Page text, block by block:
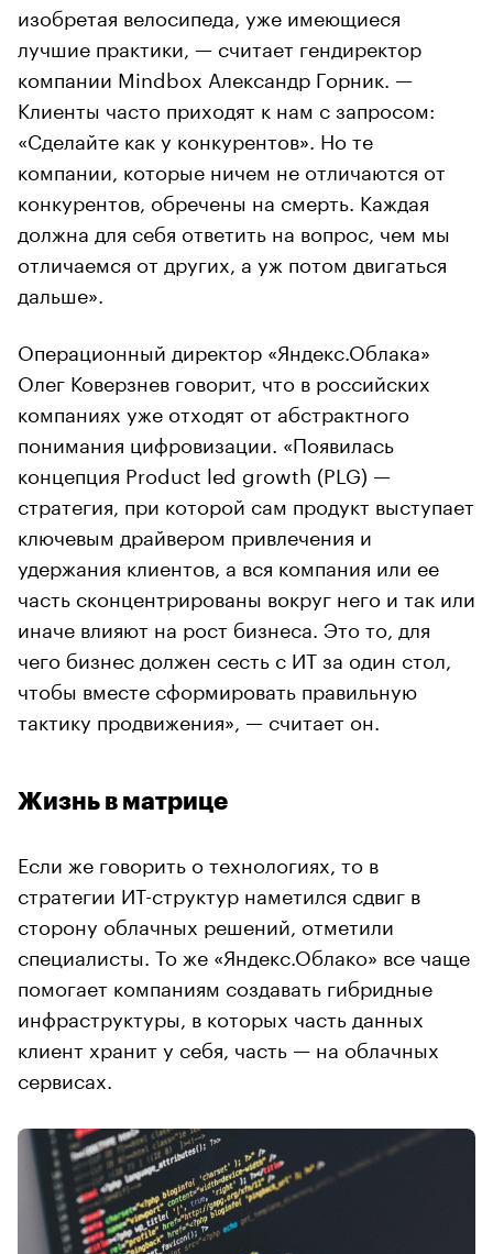
изобретая велосипеда, уже имеющиеся
лучшие практики, — считает гендиректор
компании Mindbox Александр Горник. —
Клиенты часто приходят к нам с запросом:
«Сделайте как у конкурентов». Но те
компании, которые ничем не отличаются от
конкурентов, обречены на смерть. Каждая
должна для себя ответить на вопрос, чем мы
отличаемся от других, а уж потом двигаться
дальше».
Операционный директор «Яндекс.Облака»
Олег Коверзнев говорит, что в российских
компаниях уже отходят от абстрактного
понимания цифровизации. «Появилась
концепция Product led growth (PLG) —
стратегия, при которой сам продукт выступает
ключевым драйвером привлечения и
удержания клиентов, а вся компания или ее
часть сконцентрированы вокруг него и так или
иначе влияют на рост бизнеса. Это то, для
чего бизнес должен сесть с ИТ за один стол,
чтобы вместе сформировать правильную
тактику продвижения», — считает он.
Жизнь в матрице
Если же говорить о технологиях, то в
стратегии ИТ-структур наметился сдвиг в
сторону облачных решений, отметили
специалисты. То же «Яндекс.Облако» все чаще
помогает компаниям создавать гибридные
инфраструктуры, в которых часть данных
клиент хранит у себя, часть — на облачных
сервисах.